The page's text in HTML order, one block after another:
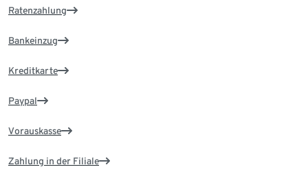
Ratenzahlung
Bankeinzug
Kreditkarte
Paypal
Vorauskasse
Zahlung in der Filiale